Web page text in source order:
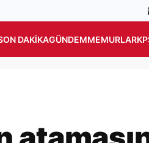
DAKIKAGÜNDEMMEMURLAR